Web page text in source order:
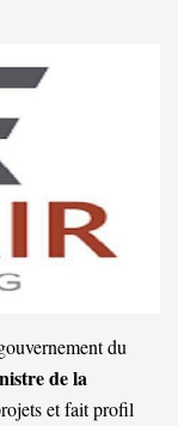
du
de la
et fait profil